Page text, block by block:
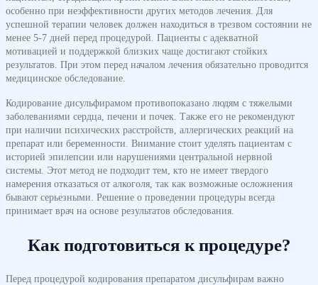
особенно при неэффективности других методов лечения. Для
успешной терапии человек должен находиться в трезвом состоянии не
менее 5-7 дней перед процедурой. Пациенты с адекватной
мотивацией и поддержкой близких чаще достигают стойких
результатов. При этом перед началом лечения обязательно проводится
медицинское обследование.
Кодирование дисульфирамом противопоказано людям с тяжелыми
заболеваниями сердца, печени и почек. Также его не рекомендуют
при наличии психических расстройств, аллергических реакций на
препарат или беременности. Внимание стоит уделять пациентам с
историей эпилепсии или нарушениями центральной нервной
системы. Этот метод не подходит тем, кто не имеет твердого
намерения отказаться от алкоголя, так как возможные осложнения
бывают серьезными. Решение о проведении процедуры всегда
принимает врач на основе результатов обследования.
Как подготовиться к процедуре?
Перед процедурой кодирования препаратом дисульфирам важно